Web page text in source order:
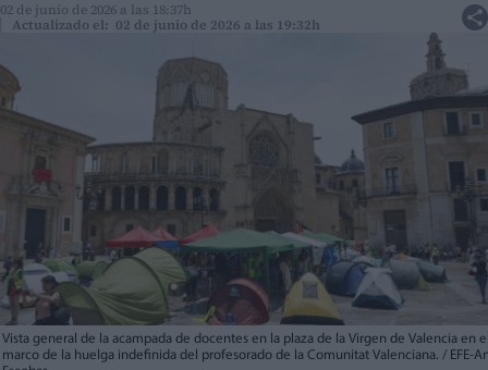
02 de junio de 2026 a las 18:37h
Actualizado el: 02 de junio de 2026 a las 19:32h
Vista general de la acampada de docentes en la plaza de la Virgen de Valencia en
marco de la huelga indefinida del profesorado de la Comunitat Valenciana. / EFE-